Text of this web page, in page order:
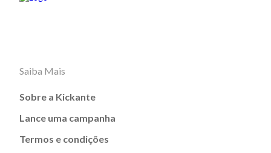
Saiba Mais
Sobre a Kickante
Lance uma campanha
Termos e condições